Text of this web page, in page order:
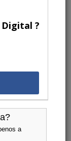
?
a